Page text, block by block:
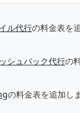
ル代行の料金表を
シュバック代行の
の料金表を追加し